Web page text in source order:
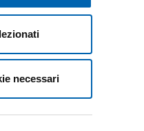
necessari